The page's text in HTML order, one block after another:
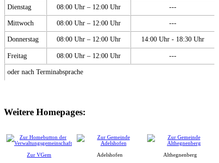
Dienstag 08:00 Uhr – 12:00 Uhr ---
Mittwoch 08:00 Uhr – 12:00 Uhr ---
Donnerstag 08:00 Uhr – 12:00 Uhr 14:00 Uhr - 18:30 Uhr
Freitag 08:00 Uhr – 12:00 Uhr ---
oder nach Terminabsprache
Weitere Homepages:
Zur VGem Adelshofen Althegnenberg